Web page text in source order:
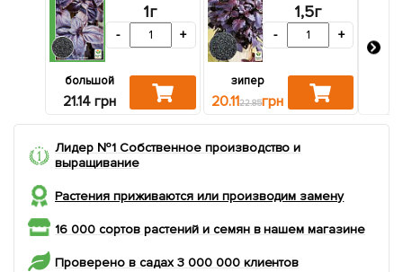
1г
- +
большой
21.14 грн
1,5г
- +
зипер
20.1122.85грн
Лидер №1 Собственное производство и
выращивание
Растения приживаются или производим замену
16 000 сортов растений и семян в нашем магазине
Проверено в садах 3 000 000 клиентов